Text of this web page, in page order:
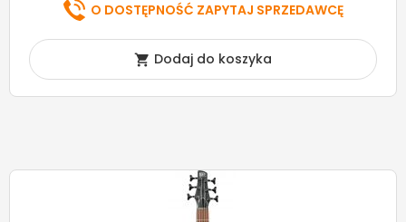
O DOSTĘPNOŚĆ ZAPYTAJ SPRZEDAWCĘ
 Dodaj do koszyka